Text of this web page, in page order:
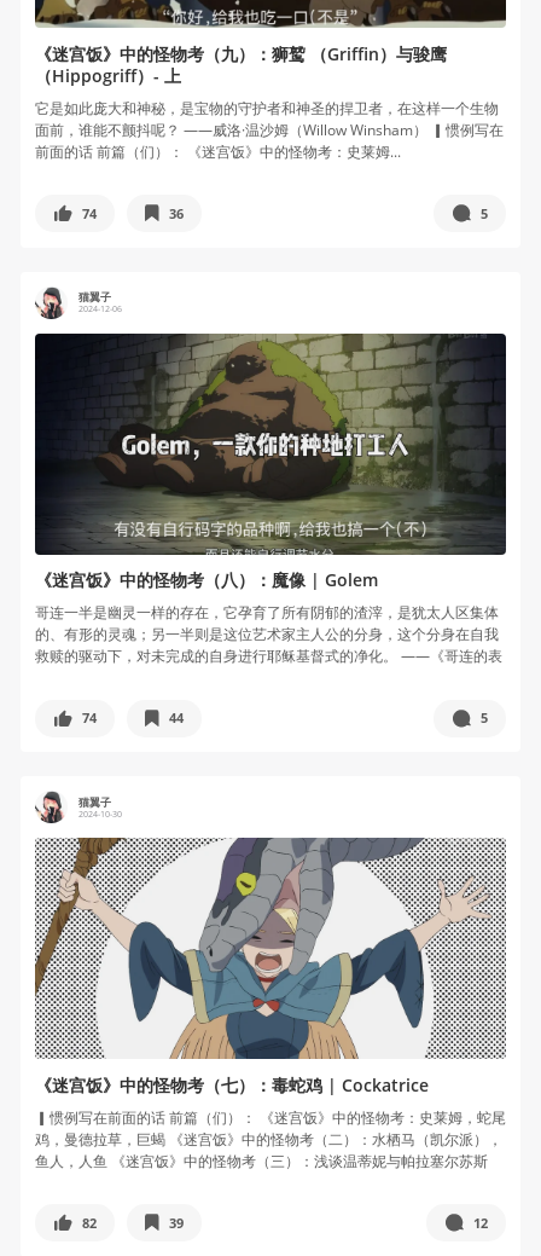
《迷宫饭》中的怪物考（九）：狮鹫 （Griffin）与骏鹰
（Hippogriff）- 上
它是如此庞大和神秘，是宝物的守护者和神圣的捍卫者，在这样一个生物
面前，谁能不颤抖呢？ ——威洛·温沙姆（Willow Winsham） ▎惯例写在
前面的话 前篇（们）： 《迷宫饭》中的怪物考：史莱姆...
74 36 5
猫翼子
2024-12-06
《迷宫饭》中的怪物考（八）：魔像 | Golem
哥连一半是幽灵一样的存在，它孕育了所有阴郁的渣滓，是犹太人区集体
的、有形的灵魂；另一半则是这位艺术家主人公的分身，这个分身在自我
救赎的驱动下，对未完成的自身进行耶稣基督式的净化。 ——《哥连的表
74 44 5
猫翼子
2024-10-30
《迷宫饭》中的怪物考（七）：毒蛇鸡 | Cockatrice
▎惯例写在前面的话 前篇（们）： 《迷宫饭》中的怪物考：史莱姆，蛇尾
鸡，曼德拉草，巨蝎 《迷宫饭》中的怪物考（二）：水栖马（凯尔派），
鱼人，人鱼 《迷宫饭》中的怪物考（三）：浅谈温蒂妮与帕拉塞尔苏斯
82 39 12